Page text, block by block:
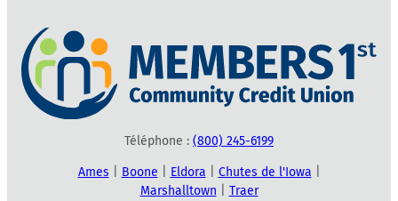
Téléphone : (800) 245-6199
Ames Boone Eldora Chutes de l'Iowa
Marshalltown
Traer